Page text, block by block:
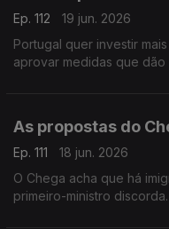
Ep. 112
19 jun. 2026
Portugal quer investir
aprovar medidas que dão
As propostas do
Ep. 111
18 jun. 2026
O Chega acha que há
primeiro-ministro